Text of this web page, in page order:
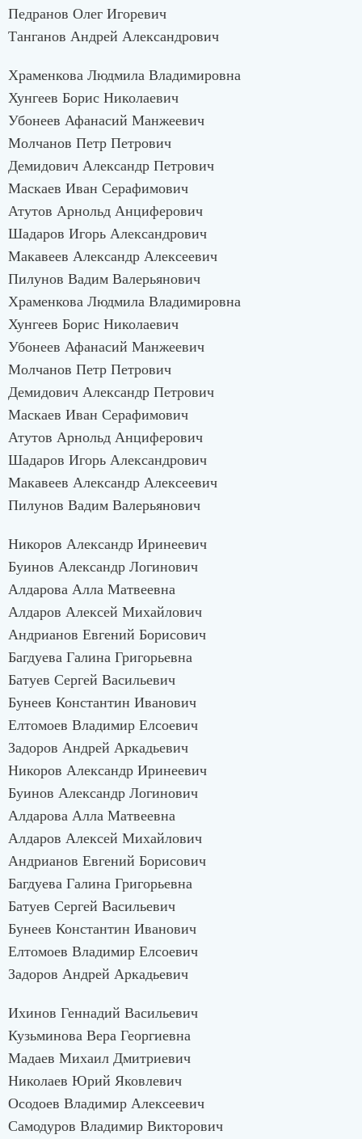
Педранов Олег Игоревич
Танганов Андрей Александрович
Храменкова Людмила Владимировна
Хунгеев Борис Николаевич
Убонеев Афанасий Манжеевич
Молчанов Петр Петрович
Демидович Александр Петрович
Маскаев Иван Серафимович
Атутов Арнольд Анциферович
Шадаров Игорь Александрович
Макавеев Александр Алексеевич
Пилунов Вадим Валерьянович
Храменкова Людмила Владимировна
Хунгеев Борис Николаевич
Убонеев Афанасий Манжеевич
Молчанов Петр Петрович
Демидович Александр Петрович
Маскаев Иван Серафимович
Атутов Арнольд Анциферович
Шадаров Игорь Александрович
Макавеев Александр Алексеевич
Пилунов Вадим Валерьянович
Никоров Александр Иринеевич
Буинов Александр Логинович
Алдарова Алла Матвеевна
Алдаров Алексей Михайлович
Андрианов Евгений Борисович
Багдуева Галина Григорьевна
Батуев Сергей Васильевич
Бунеев Константин Иванович
Елтомоев Владимир Елсоевич
Задоров Андрей Аркадьевич
Никоров Александр Иринеевич
Буинов Александр Логинович
Алдарова Алла Матвеевна
Алдаров Алексей Михайлович
Андрианов Евгений Борисович
Багдуева Галина Григорьевна
Батуев Сергей Васильевич
Бунеев Константин Иванович
Елтомоев Владимир Елсоевич
Задоров Андрей Аркадьевич
Ихинов Геннадий Васильевич
Кузьминова Вера Георгиевна
Мадаев Михаил Дмитриевич
Николаев Юрий Яковлевич
Осодоев Владимир Алексеевич
Самодуров Владимир Викторович